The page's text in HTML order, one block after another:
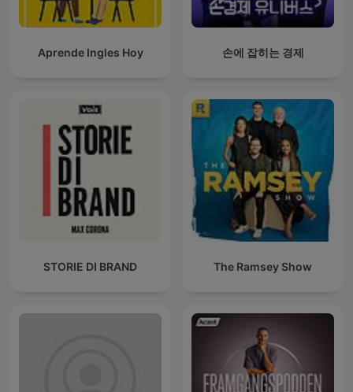
Aprende Ingles Hoy 손에 잡히는 경제
STORIE DI BRAND The Ramsey Show